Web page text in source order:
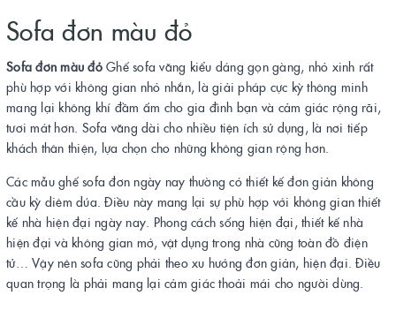
Sofa đơn màu đỏ
Sofa đơn màu đỏ Ghế sofa văng kiểu dáng gọn gàng, nhỏ xinh rất
phù hợp với không gian nhỏ nhắn, là giải pháp cực kỳ thông minh
mang lại không khí đầm ấm cho gia đình bạn và cảm giác rộng rãi,
tươi mát hơn. Sofa văng dài cho nhiều tiện ích sử dụng, là nơi tiếp
khách thân thiện, lựa chọn cho những không gian rộng hơn.
Các mẫu ghế sofa đơn ngày nay thường có thiết kế đơn giản không
cầu kỳ diêm dúa. Điều này mang lại sự phù hợp với không gian thiết
kế nhà hiện đại ngày nay. Phong cách sống hiện đại, thiết kế nhà
hiện đại và không gian mở, vật dụng trong nhà cũng toàn đồ điện
tử… Vậy nên sofa cũng phải theo xu hướng đơn giản, hiện đại. Điều
quan trọng là phải mang lại cảm giác thoải mái cho người dùng.